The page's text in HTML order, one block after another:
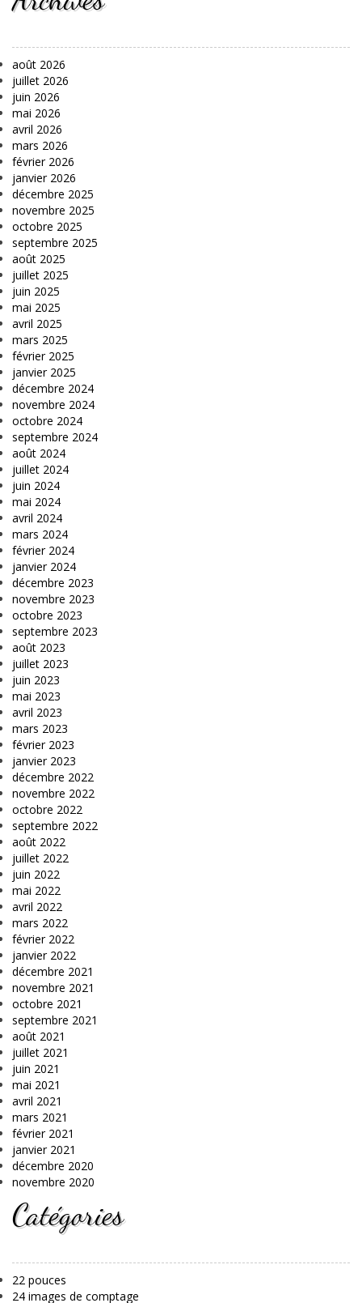
août 2026
juillet 2026
juin 2026
mai 2026
avril 2026
mars 2026
février 2026
janvier 2026
décembre 2025
novembre 2025
octobre 2025
septembre 2025
août 2025
juillet 2025
juin 2025
mai 2025
avril 2025
mars 2025
février 2025
janvier 2025
décembre 2024
novembre 2024
octobre 2024
septembre 2024
août 2024
juillet 2024
juin 2024
mai 2024
avril 2024
mars 2024
février 2024
janvier 2024
décembre 2023
novembre 2023
octobre 2023
septembre 2023
août 2023
juillet 2023
juin 2023
mai 2023
avril 2023
mars 2023
février 2023
janvier 2023
décembre 2022
novembre 2022
octobre 2022
septembre 2022
août 2022
juillet 2022
juin 2022
mai 2022
avril 2022
mars 2022
février 2022
janvier 2022
décembre 2021
novembre 2021
octobre 2021
septembre 2021
août 2021
juillet 2021
juin 2021
mai 2021
avril 2021
mars 2021
février 2021
janvier 2021
décembre 2020
novembre 2020
Catégories
22 pouces
24 images de comptage